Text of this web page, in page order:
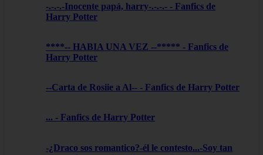
-.-.-.-Inocente papá, harry-.-.-.- - Fanfics de
Harry Potter
****-- HABIA UNA VEZ --***** - Fanfics de
Harry Potter
--Carta de Rosiie a Al-- - Fanfics de Harry Potter
... - Fanfics de Harry Potter
-¿Draco sos romantico?-él le contesto...-Soy tan